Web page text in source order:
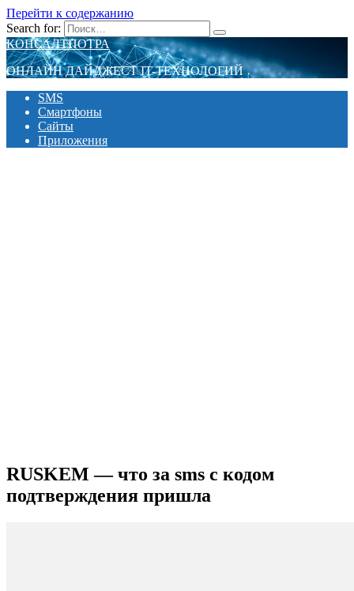
Перейти к содержанию
Search for:
КОНСАЛТПОТРА
ОНЛАЙН ДАЙДЖЕСТ IT-ТЕХНОЛОГИЙ
SMS
Смартфоны
Сайты
Приложения
RUSKEM — что за sms с кодом
подтверждения пришла